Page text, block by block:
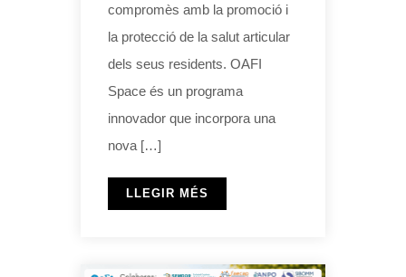
compromès amb la promoció i
la protecció de la salut articular
dels seus residents. OAFI
Space és un programa
innovador que incorpora una
nova […]
LLEGIR MÉS